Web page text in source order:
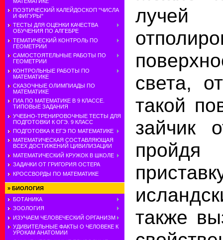
ПОЭТИЧЕСКИЙ КАЛЕЙДОСКОП "ЧИСЛА
И ФИГУРЫ"
ТЕСТЫ ДЛЯ ОЦЕНКИ КАЧЕСТВА
ОБУЧЕНИЯ ПО АЛГЕБРЕ
ТЕМАТИЧЕСКИЙ КОНТРОЛЬ ПО
ГЕОМЕТРИИ
САМОСТОЯТЕЛЬНЫЕ РАБОТЫ ПО
ГЕОМЕТРИИ
КОНТРОЛЬНЫЕ РАБОТЫ ПО
МАТЕМАТИКЕ
СКАЗОЧНЫЕ ОЛИМПИАДЫ ПО
МАТЕМАТИКЕ
ГИА ПО МАТЕМАТИКЕ В 9 КЛАССЕ.
ТИПОВЫЕ ЗАДАНИЯ
УЧЕБНО-ТРЕНИРОВОЧНЫЕ ТЕСТЫ ДЛЯ
ПОДГОТОВКИ К ОГЭ. 9 КЛАСС
ПОДГОТОВКА К ЕГЭ ПО МАТЕМАТИКЕ
МАТЕМАТИЧЕСКАЯ СОСТАВЛЯЮЩАЯ
ВСЕХ ДОСТИЖЕНИЙ ЦИВИЛИЗАЦИИ
МАТЕМАТИЧЕСКИЙ КРУЖОК В ШКОЛЕ
ЗАДАЧКИ ОТ ГРИГОРИЯ ОСТЕРА
КРОССВОРДЫ ПО МАТЕМАТИКЕ
» БИОЛОГИЯ
БОТАНИКА
ЗООЛОГИЯ
ИЗУЧАЕМ ЧЕЛОВЕЧЕСКИЙ ОРГАНИЗМ
УДИВИТЕЛЬНЫЕ ФАКТЫ О ЧЕЛОВЕКЕ К
УРОКАМ АНАТОМИИ
лучей
света,
такой
зайчик
также